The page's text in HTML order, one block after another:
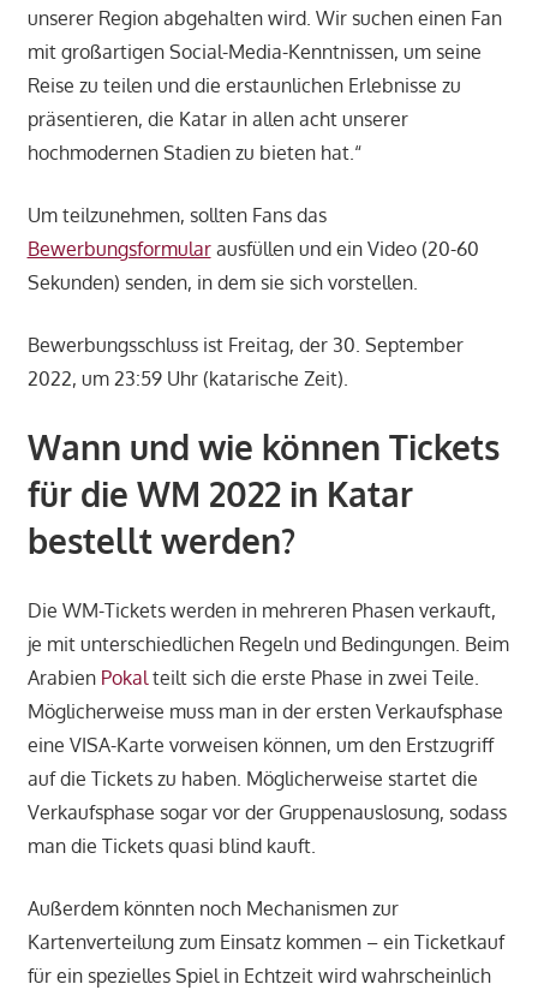
unserer Region abgehalten wird. Wir suchen einen Fan
mit großartigen Social-Media-Kenntnissen, um seine
Reise zu teilen und die erstaunlichen Erlebnisse zu
präsentieren, die Katar in allen acht unserer
hochmodernen Stadien zu bieten hat.“
Um teilzunehmen, sollten Fans das
Bewerbungsformularausfüllen und ein Video (20-60
Sekunden) senden, in dem sie sich vorstellen.
Bewerbungsschluss ist Freitag, der 30. September
2022, um 23:59 Uhr (katarische Zeit).
Wann und wie können Tickets
für die WM 2022 in Katar
bestellt werden?
Die WM-Tickets werden in mehreren Phasen verkauft,
je mit unterschiedlichen Regeln und Bedingungen. Beim
Arabien Pokalteilt sich die erste Phase in zwei Teile.
Möglicherweise muss man in der ersten Verkaufsphase
eine VISA-Karte vorweisen können, um den Erstzugriff
auf die Tickets zu haben. Möglicherweise startet die
Verkaufsphase sogar vor der Gruppenauslosung, sodass
man die Tickets quasi blind kauft.
Außerdem könnten noch Mechanismen zur
Kartenverteilung zum Einsatz kommen – ein Ticketkauf
für ein spezielles Spiel in Echtzeit wird wahrscheinlich